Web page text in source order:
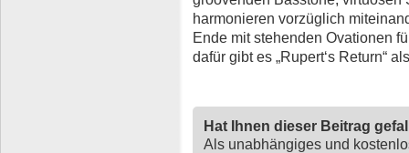
harmonieren vorzüglich
Ende mit stehenden Ovationen
dafür gibt es „Rupert‘s Return“
Hat Ihnen dieser Beitrag
Als unabhängiges und